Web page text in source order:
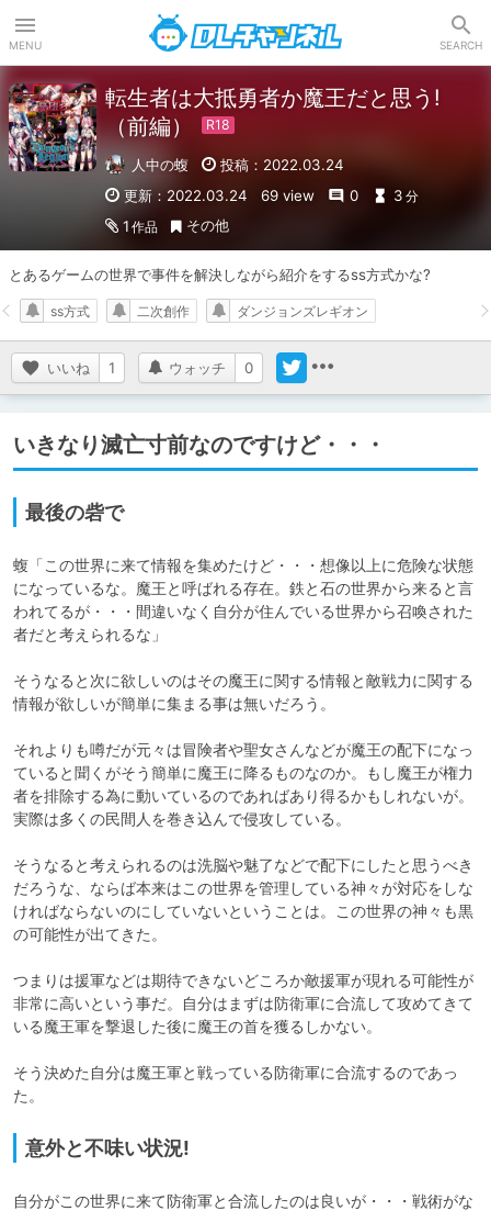
MENU SEARCH
転生者は大抵勇者か魔王だと思う!
（前編）
人中の蝮
投稿：2022.03.24
更新：2022.03.24
69 view 0 3 分
1 作品 その他
とあるゲームの世界で事件を解決しながら紹介をするss方式かな?
いいね 1 ウォッチ 0
ss方式 二次創作 ダンジョンズレギオン
いきなり滅亡寸前なのですけど・・・
最後の砦で
蝮「この世界に来て情報を集めたけど・・・想像以上に危険な状態
になっているな。魔王と呼ばれる存在。鉄と石の世界から来ると言
われてるが・・・間違いなく自分が住んでいる世界から召喚された
者だと考えられるな」
そうなると次に欲しいのはその魔王に関する情報と敵戦力に関する
情報が欲しいが簡単に集まる事は無いだろう。
それよりも噂だが元々は冒険者や聖女さんなどが魔王の配下になっ
ていると聞くがそう簡単に魔王に降るものなのか。もし魔王が権力
者を排除する為に動いているのであればあり得るかもしれないが。
実際は多くの民間人を巻き込んで侵攻している。
そうなると考えられるのは洗脳や魅了などで配下にしたと思うべき
だろうな、ならば本来はこの世界を管理している神々が対応をしな
ければならないのにしていないということは。この世界の神々も黒
の可能性が出てきた。
つまりは援軍などは期待できないどころか敵援軍が現れる可能性が
非常に高いという事だ。自分はまずは防衛軍に合流して攻めてきて
いる魔王軍を撃退した後に魔王の首を獲るしかない。
そう決めた自分は魔王軍と戦っている防衛軍に合流するのであっ
た。
意外と不味い状況!
自分がこの世界に来て防衛軍と合流したのは良いが・・・戦術がな